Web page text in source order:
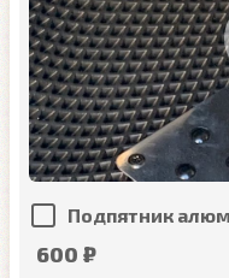
Подпятник
600 ₽